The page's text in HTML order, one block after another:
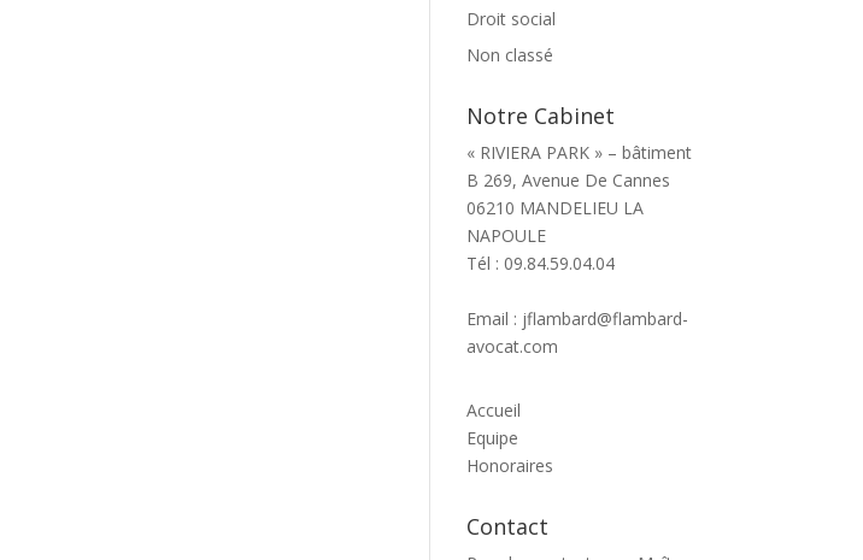
Droit social
Non classé
Notre Cabinet
« RIVIERA PARK » – bâtiment
B 269, Avenue De Cannes
06210 MANDELIEU LA
NAPOULE
Tél : 09.84.59.04.04
Email : jflambard@flambard-
avocat.com
Accueil
Equipe
Honoraires
Contact